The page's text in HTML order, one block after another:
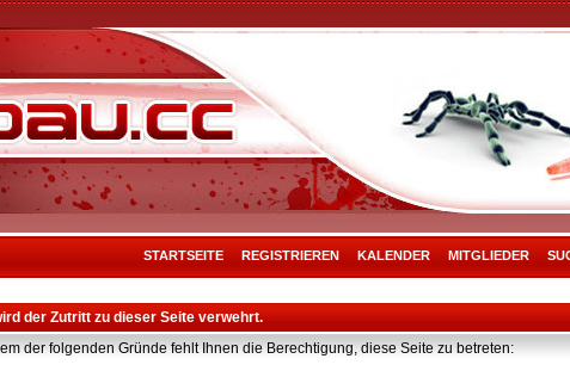
STARTSEITE REGISTRIEREN KALENDER MITGLIEDER
der Zutritt zu dieser Seite verwehrt.
der folgenden Gründe fehlt Ihnen die Berechtigung, diese Seite zu betreten: